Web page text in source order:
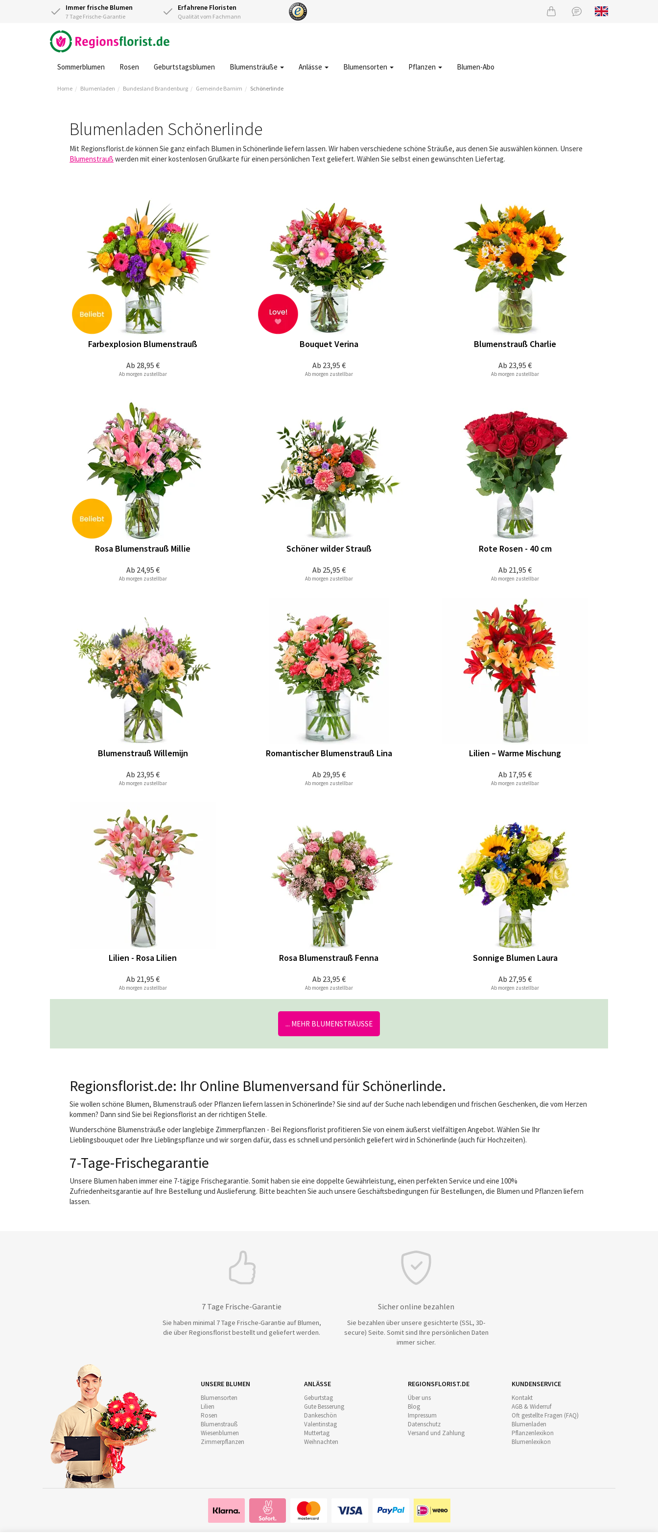
Immer frische Blumen
7 Tage Frische-Garantie
Erfahrene Floristen
Qualität vom Fachmann
Sommerblumen Rosen Geburtstagsblumen Blumensträuße Anlässe Blumensorten Pflanzen Blumen-Abo
Home Blumenladen Bundesland Brandenburg Gemeinde Barnim Schönerlinde
Blumenladen Schönerlinde
Mit Regionsflorist.de können Sie ganz einfach Blumen in Schönerlinde liefern lassen. Wir haben verschiedene schöne Sträuße, aus denen Sie auswählen können. Unsere
Blumenstrauß werden mit einer kostenlosen Grußkarte für einen persönlichen Text geliefert. Wählen Sie selbst einen gewünschten Liefertag.
Ab 28,95 €
Farbexplosion Blumenstrauß
Ab morgen zustellbar
Ab 23,95 €
Bouquet Verina
Ab morgen zustellbar
Ab 23,95 €
Blumenstrauß Charlie
Ab morgen zustellbar
Ab 24,95 €
Rosa Blumenstrauß Millie
Ab morgen zustellbar
Ab 25,95 €
Schöner wilder Strauß
Ab morgen zustellbar
Ab 21,95 €
Rote Rosen - 40 cm
Ab morgen zustellbar
Ab 23,95 €
Blumenstrauß Willemijn
Ab morgen zustellbar
Ab 29,95 €
Romantischer Blumenstrauß Lina
Ab morgen zustellbar
Ab 17,95 €
Lilien – Warme Mischung
Ab morgen zustellbar
Ab 21,95 €
Lilien - Rosa Lilien
Ab morgen zustellbar
Ab 23,95 €
Rosa Blumenstrauß Fenna
Ab morgen zustellbar
Ab 27,95 €
Sonnige Blumen Laura
Ab morgen zustellbar
... MEHR BLUMENSTRÄUSSE
Regionsflorist.de: Ihr Online Blumenversand für Schönerlinde.
Sie wollen schöne Blumen, Blumenstrauß oder Pflanzen liefern lassen in Schönerlinde? Sie sind auf der Suche nach lebendigen und frischen Geschenken, die vom Herzen
kommen? Dann sind Sie bei Regionsflorist an der richtigen Stelle.
Wunderschöne Blumensträuße oder langlebige Zimmerpflanzen - Bei Regionsflorist profitieren Sie von einem äußerst vielfältigen Angebot. Wählen Sie Ihr
Lieblingsbouquet oder Ihre Lieblingspflanze und wir sorgen dafür, dass es schnell und persönlich geliefert wird in Schönerlinde (auch für Hochzeiten).
7-Tage-Frischegarantie
Unsere Blumen haben immer eine 7-tägige Frischegarantie. Somit haben sie eine doppelte Gewährleistung, einen perfekten Service und eine 100%
Zufriedenheitsgarantie auf Ihre Bestellung und Auslieferung. Bitte beachten Sie auch unsere Geschäftsbedingungen für Bestellungen, die Blumen und Pflanzen liefern
lassen.
7 Tage Frische-Garantie
Sie haben minimal 7 Tage Frische-Garantie auf Blumen,
die über Regionsflorist bestellt und geliefert werden.
Sicher online bezahlen
Sie bezahlen über unsere gesichterte (SSL, 3D-
secure) Seite. Somit sind Ihre persönlichen Daten
immer sicher.
UNSERE BLUMEN
Blumensorten
Lilien
Rosen
Blumenstrauß
Wiesenblumen
Zimmerpflanzen
ANLÄSSE
Geburtstag
Gute Besserung
Dankeschön
Valentinstag
Muttertag
Weihnachten
REGIONSFLORIST.DE
Über uns
Blog
Impressum
Datenschutz
Versand und Zahlung
KUNDENSERVICE
Kontakt
AGB & Widerruf
Oft gestellte Fragen (FAQ)
Blumenladen
Pflanzenlexikon
Blumenlexikon